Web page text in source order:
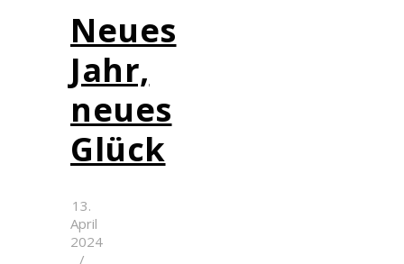
Neues
Jahr,
neues
Glück
13.
April
2024
/